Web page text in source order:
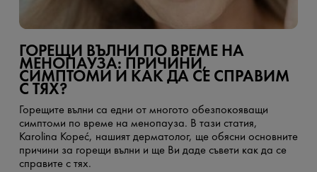
ГОРЕЩИ ВЪЛНИ ПО ВРЕМЕ НА
МЕНОПАУЗА: ПРИЧИНИ,
СИМПТОМИ И КАК ДА СЕ СПРАВИМ
С ТЯХ?
Горещите вълни са едни от многото обезпокояващи
симптоми по време на менопауза. В тази статия,
Karolina Kopeć, нашият дерматолог, ще обясни основните
причини за горещи вълни и ще Ви даде съвети как да се
справите с тях.